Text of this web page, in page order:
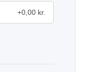
+0,00 kr.